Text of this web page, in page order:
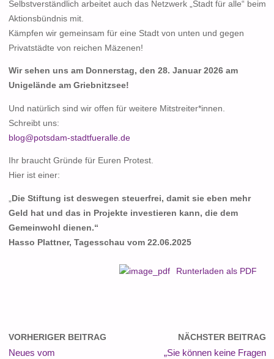
Selbstverständlich arbeitet auch das Netzwerk „Stadt für alle“ beim
Aktionsbündnis mit.
Kämpfen wir gemeinsam für eine Stadt von unten und gegen
Privatstädte von reichen Mäzenen!
Wir sehen uns am Donnerstag, den 28. Januar 2026 am
Unigelände am Griebnitzsee!
Und natürlich sind wir offen für weitere Mitstreiter*innen.
Schreibt uns:
blog@potsdam-stadtfueralle.de
Ihr braucht Gründe für Euren Protest.
Hier ist einer:
Die Stiftung ist deswegen steuerfrei, damit sie eben mehr
Geld hat und das in Projekte investieren kann, die dem
Gemeinwohl dienen.“
Hasso Plattner, Tagesschau vom 22.06.2025
Runterladen als PDF
VORHERIGER BEITRAG
Neues vom
NÄCHSTER BEITRAG
„Sie können keine Fragen